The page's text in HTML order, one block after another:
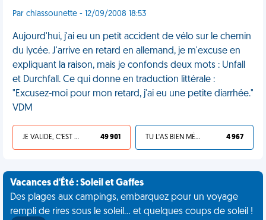
Par chiassounette - 12/09/2008 18:53
Aujourd'hui, j'ai eu un petit accident de vélo sur le chemin
du lycée. J'arrive en retard en allemand, je m'excuse en
expliquant la raison, mais je confonds deux mots : Unfall
et Durchfall. Ce qui donne en traduction littérale :
"Excusez-moi pour mon retard, j'ai eu une petite diarrhée."
VDM
JE VALIDE, C'EST UNE VDM 49 901 TU L'AS BIEN MÉRITÉ 4 967
Vacances d'Été : Soleil et Gaffes
Des plages aux campings, embarquez pour un voyage
rempli de rires sous le soleil... et quelques coups de soleil !